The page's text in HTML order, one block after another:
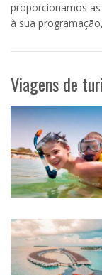
proporcionamos
à sua
Viagens de